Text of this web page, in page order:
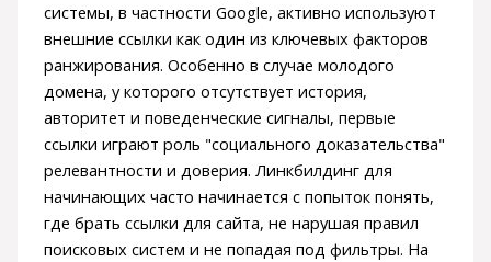
системы, в частности Google, активно используют
внешние ссылки как один из ключевых факторов
ранжирования. Особенно в случае молодого
домена, у которого отсутствует история,
авторитет и поведенческие сигналы, первые
ссылки играют роль "социального доказательства"
релевантности и доверия. Линкбилдинг для
начинающих часто начинается с попыток понять,
где брать ссылки для сайта, не нарушая правил
поисковых систем и не попадая под фильтры. На